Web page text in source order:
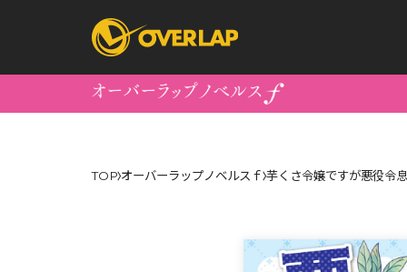
コミック ライトノベ
ロサージュノベルス
オーバーラップ文庫 オーバ
TOP オーバーラップノベルスｆ 芋くさ令嬢ですが悪役令